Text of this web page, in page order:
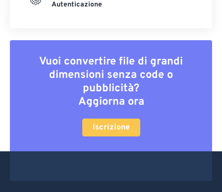
Autenticazione
Vuoi convertire file di grandi
dimensioni senza code o
pubblicità?
Aggiorna ora
Iscrizione